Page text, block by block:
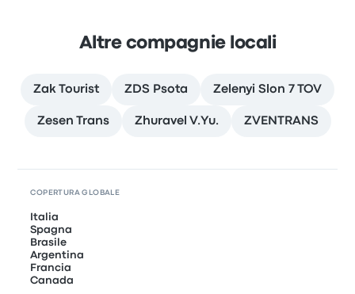
Altre compagnie locali
Zak Tourist ZDS Psota Zelenyi Slon 7 TOV
Zesen Trans Zhuravel V.Yu. ZVENTRANS
COPERTURA GLOBALE
Italia
Spagna
Brasile
Argentina
Francia
Canada